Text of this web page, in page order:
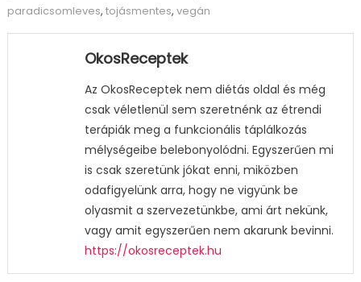
paradicsomleves, tojásmentes, vegán
OkosReceptek
Az OkosReceptek nem diétás oldal és még
csak véletlenül sem szeretnénk az étrendi
terápiák meg a funkcionális táplálkozás
mélységeibe belebonyolódni. Egyszerűen mi
is csak szeretünk jókat enni, miközben
odafigyelünk arra, hogy ne vigyünk be
olyasmit a szervezetünkbe, ami árt nekünk,
vagy amit egyszerűen nem akarunk bevinni.
https://okosreceptek.hu